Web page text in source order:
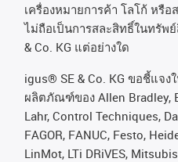
เครื่องหมายการค้า โลโก้ หรือ
ไม่ถือเป็นการสละสิทธิ์ในทรั
& Co. KG แต่อย่างใด
igus® SE & Co. KG ขอชี้แจ
ผลิตภัณฑ์ของ Allen Bradley,
Lahr, Control Techniques,
FAGOR, FANUC, Festo,
LinMot, LTi DRiVES,